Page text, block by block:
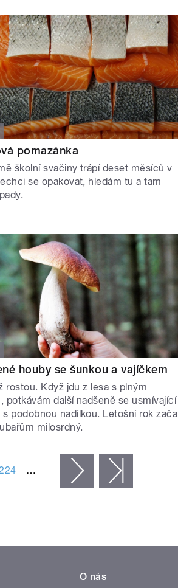
pomazánka
školní svačiny trápí deset měsíců v
se opakovat, hledám tu a tam
houby se šunkou a vajíčkem
rostou. Když jdu z lesa s plným
potkávám další nadšeně se usmívající
s podobnou nadílkou. Letošní rok začal
milosrdný.
… následující ›
O nás